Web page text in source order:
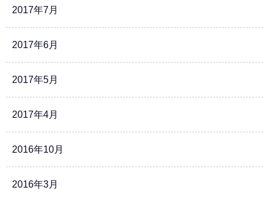
2017年7月
2017年6月
2017年5月
2017年4月
2016年10月
2016年3月